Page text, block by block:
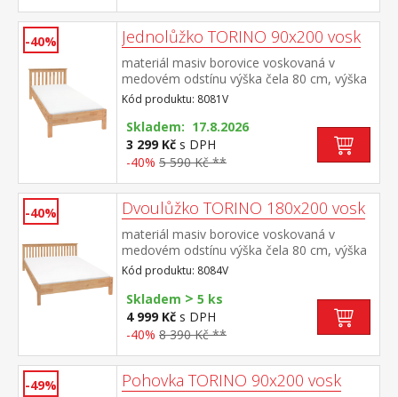
-40% Jednolůžko TORINO 90x200 vosk
materiál masiv borovice voskovaná v
medovém odstínu výška čela 80 cm, výška
sedu 38 cm, cena bez roštu a
matrace minimální doporučená výška
matrace 15 cm doporučený rozměr
matrace 90 × 200 cm a rošt R1 doporučená
nosnost do 120 kg
Kód produktu: 8081V
Skladem: 17.8.2026
3 299 Kč s DPH
-40% 5 590 Kč **
-40% Dvoulůžko TORINO 180x200 vosk
materiál masiv borovice voskovaná v
medovém odstínu výška čela 80 cm, výška
sedu 38 cm, cena bez roštu a
matrace minimální doporučená výška
matrace 15 cm doporučený rozměr
matrace 180 × 200 cm nebo 2 kusy 90 ×
200 cm a rošt R4 nebo 2 kusy
každé polovině postele
Kód produktu: 8084V
Skladem > 5 ks
4 999 Kč s DPH
-40% 8 390 Kč **
-49% Pohovka TORINO 90x200 vosk